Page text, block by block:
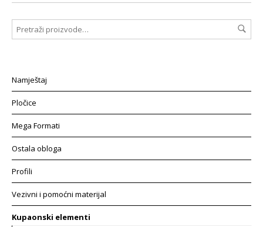
Namještaj
Pločice
Mega Formati
Ostala obloga
Profili
Vezivni i pomoćni materijal
Kupaonski elementi